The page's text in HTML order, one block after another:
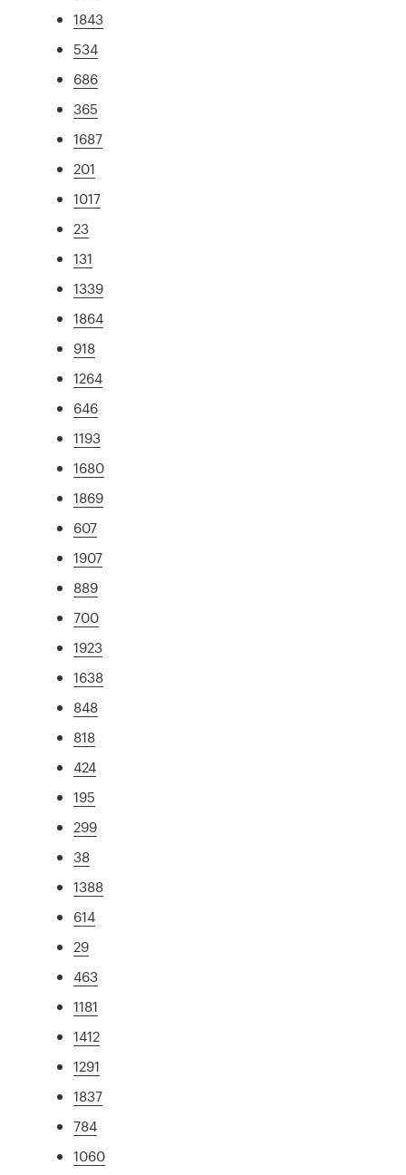
1843
534
686
365
1687
201
1017
23
131
1339
1864
918
1264
646
1193
1680
1869
607
1907
889
700
1923
1638
848
818
424
195
299
38
1388
614
29
463
1181
1412
1291
1837
784
1060